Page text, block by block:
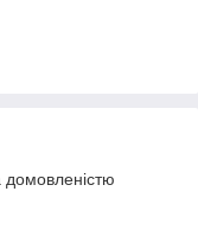
домовленістю